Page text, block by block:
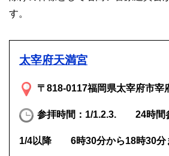
す。
太宰府天満宮
〒818-0117福岡県太宰府市宰
参拝時間：1/1.2.3. 24時間
1/4以降 6時30分から18時30分